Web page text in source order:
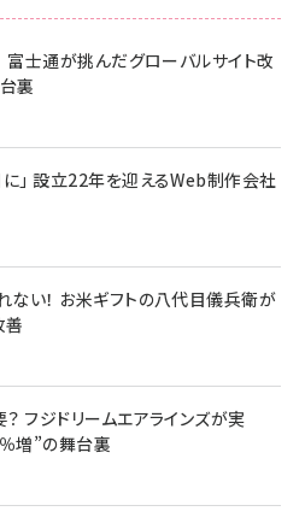
士通が挑んだグローバルサイト改
裏
」 設立22年を迎えるWeb制作会社
い！ お米ギフトの八代目儀兵衛が
善
フジドリームエアラインズが実
増”の舞台裏